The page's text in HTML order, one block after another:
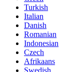
Turkish
Italian
Danish
Romanian
Indonesian
Czech
Afrikaans